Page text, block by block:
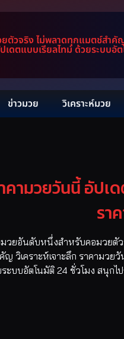
วจริง ไม่พลาดทุกแมตช์สำคัญ
ดตแบบเรียลไทม์ ด้วยระบบอั
ข่าวมวย วิเคราะห์มวย
คามวยวันนี้ อัปเ
รา
มวยอันดับหนึ่งสำหรับคอมวยตั
ญ วิเคราะห์เจาะลึก ราคามวย
ะบบอัตโนมัติ 24 ชั่วโมง สนุกไ